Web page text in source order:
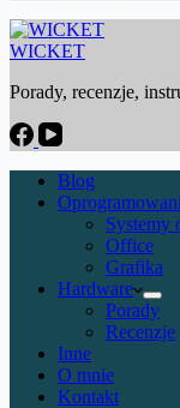
WICKET
Porady, recenzje,
Blog
Systemy
Office
Grafika
Hardware
Porady
Recenzje
Inne
O mnie
Kontakt